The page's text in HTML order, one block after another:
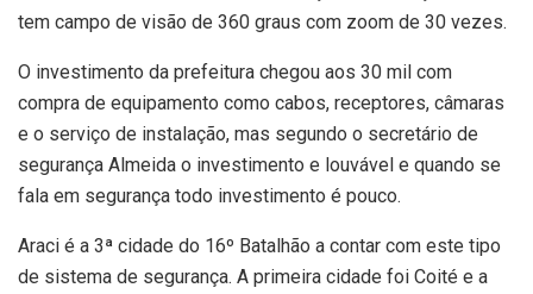
tem campo de visão de 360 graus com zoom de 30 vezes.
O investimento da prefeitura chegou aos 30 mil com
compra de equipamento como cabos, receptores, câmaras
e o serviço de instalação, mas segundo o secretário de
segurança Almeida o investimento e louvável e quando se
fala em segurança todo investimento é pouco.
Araci é a 3ª cidade do 16º Batalhão a contar com este tipo
de sistema de segurança. A primeira cidade foi Coité e a